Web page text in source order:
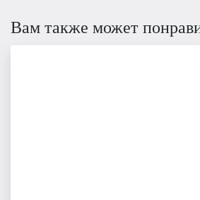
Вам также может